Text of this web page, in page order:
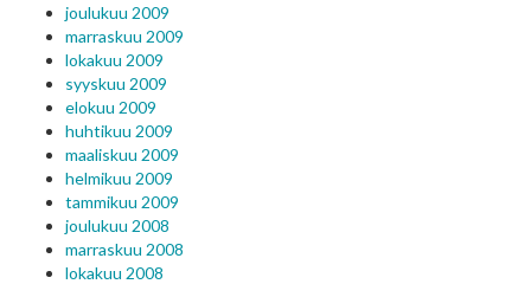
joulukuu 2009
marraskuu 2009
lokakuu 2009
syyskuu 2009
elokuu 2009
huhtikuu 2009
maaliskuu 2009
helmikuu 2009
tammikuu 2009
joulukuu 2008
marraskuu 2008
lokakuu 2008